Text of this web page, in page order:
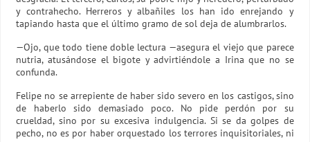
y contrahecho. Herreros y albañiles los han ido enrejando y
tapiando hasta que el último gramo de sol deja de alumbrarlos.
—Ojo, que todo tiene doble lectura —asegura el viejo que parece
nutria, atusándose el bigote y advirtiéndole a Irina que no se
confunda.
Felipe no se arrepiente de haber sido severo en los castigos, sino
de haberlo sido demasiado poco. No pide perdón por su
crueldad, sino por su excesiva indulgencia. Si se da golpes de
pecho, no es por haber orquestado los terrores inquisitoriales, ni